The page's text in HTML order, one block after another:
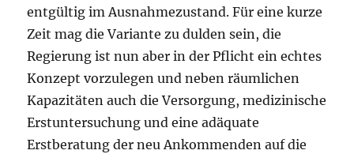
entgültig im Ausnahmezustand. Für eine kurze
Zeit mag die Variante zu dulden sein, die
Regierung ist nun aber in der Pflicht ein echtes
Konzept vorzulegen und neben räumlichen
Kapazitäten auch die Versorgung, medizinische
Erstuntersuchung und eine adäquate
Erstberatung der neu Ankommenden auf die